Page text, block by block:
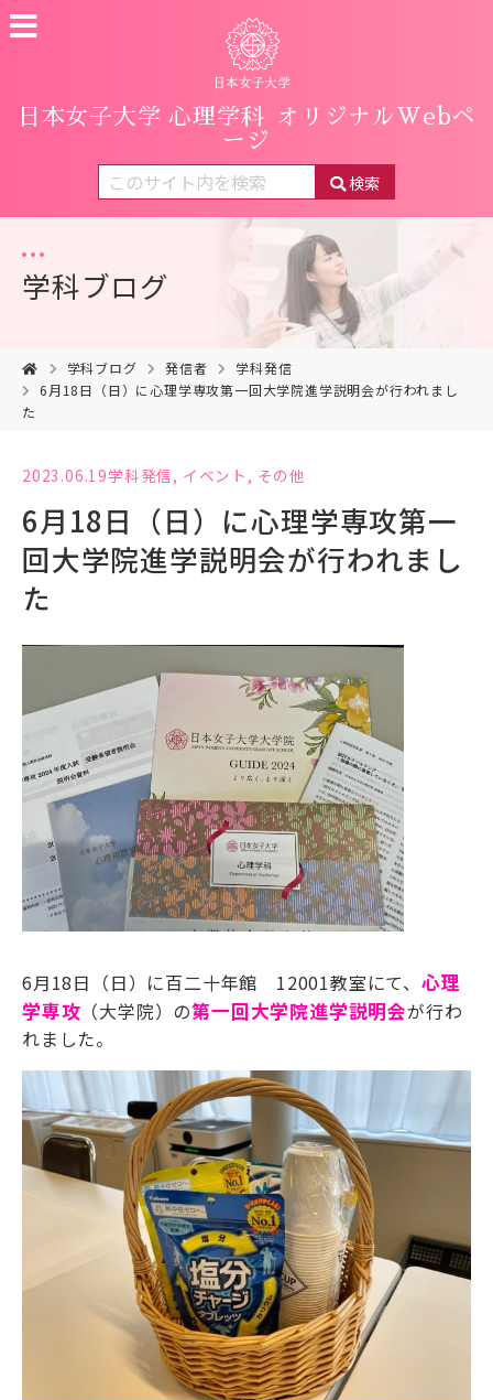
日本女子大学 心理学科
オリジナルWebペ
ージ
検索
学科ブログ
学科ブログ 発信者
学科発信
6月18日（日）に心理学専攻第一回大学院進学説明会が行われまし
た
2023.06.19学科発信, イベント , その他
6月18日（日）に心理学専攻第一
回大学院進学説明会が行われまし
た
6月18日（日）に百二十年館 12001教室にて、 心理
学専攻 （大学院）の第一回大学院進学説明会が行わ
れました。